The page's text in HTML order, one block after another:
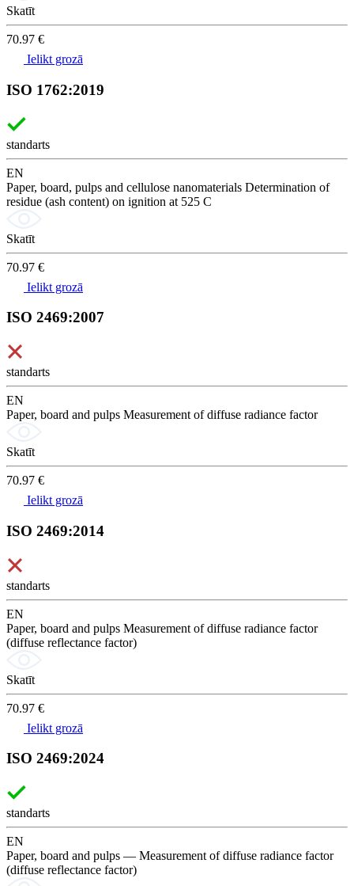
Skatīt
70.97 €
Ielikt grozā
ISO 1762:2019
standarts
EN
Paper, board, pulps and cellulose nanomaterials Determination of
residue (ash content) on ignition at 525 C
Skatīt
70.97 €
Ielikt grozā
ISO 2469:2007
standarts
EN
Paper, board and pulps Measurement of diffuse radiance factor
Skatīt
70.97 €
Ielikt grozā
ISO 2469:2014
standarts
EN
Paper, board and pulps Measurement of diffuse radiance factor
(diffuse reflectance factor)
Skatīt
70.97 €
Ielikt grozā
ISO 2469:2024
standarts
EN
Paper, board and pulps — Measurement of diffuse radiance factor
(diffuse reflectance factor)